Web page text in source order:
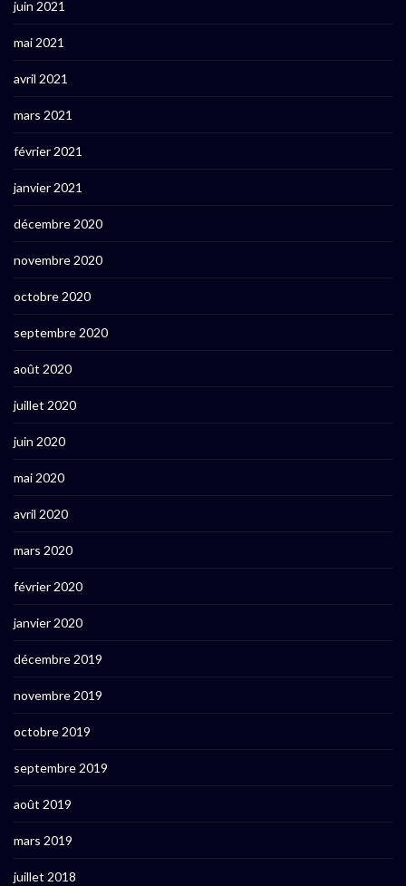
juin 2021
mai 2021
avril 2021
mars 2021
février 2021
janvier 2021
décembre 2020
novembre 2020
octobre 2020
septembre 2020
août 2020
juillet 2020
juin 2020
mai 2020
avril 2020
mars 2020
février 2020
janvier 2020
décembre 2019
novembre 2019
octobre 2019
septembre 2019
août 2019
mars 2019
juillet 2018